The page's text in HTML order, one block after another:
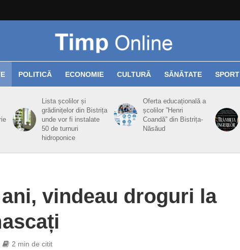
POLITICĂ ECONOMIE CULTURĂ SĂNĂTATE SPORT
Lista școlilor și
grădinițelor din Bistrița
unde vor fi instalate
50 de turnuri
hidroponice
Oferta educațională a
școlilor ”Henri
Coandă” din Bistrița-
Năsăud
vindeau droguri la
2 min de citit